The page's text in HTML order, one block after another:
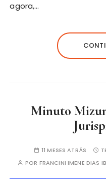
agora,…
Minuto
11 MESES ATRÁS
POR FRANCINI IMENE DIAS